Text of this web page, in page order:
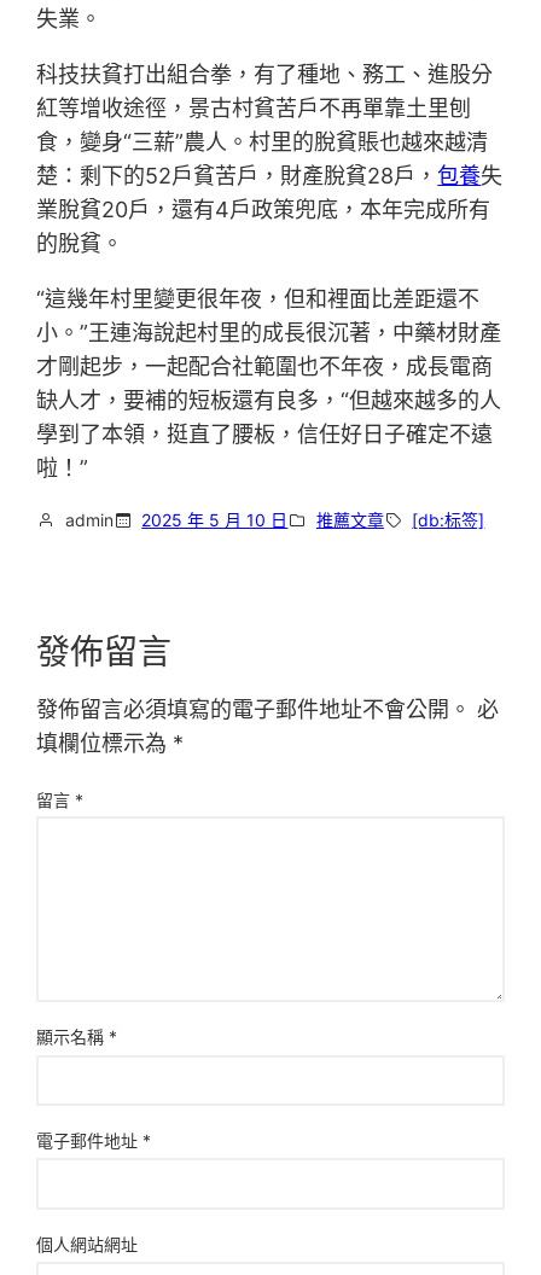
失業。
科技扶貧打出組合拳，有了種地、務工、進股分
紅等增收途徑，景古村貧苦戶不再單靠土里刨
食，變身“三薪”農人。村里的脫貧賬也越來越清
楚：剩下的52戶貧苦戶，財產脫貧28戶，包養失
業脫貧20戶，還有4戶政策兜底，本年完成所有
的脫貧。
“這幾年村里變更很年夜，但和裡面比差距還不
小。”王連海說起村里的成長很沉著，中藥材財產
才剛起步，一起配合社範圍也不年夜，成長電商
缺人才，要補的短板還有良多，“但越來越多的人
學到了本領，挺直了腰板，信任好日子確定不遠
啦！”
admin 2025 年 5 月 10 日 推薦文章 [db:标签]
發佈留言
發佈留言必須填寫的電子郵件地址不會公開。 必
填欄位標示為 *
留言 *
顯示名稱 *
電子郵件地址 *
個人網站網址